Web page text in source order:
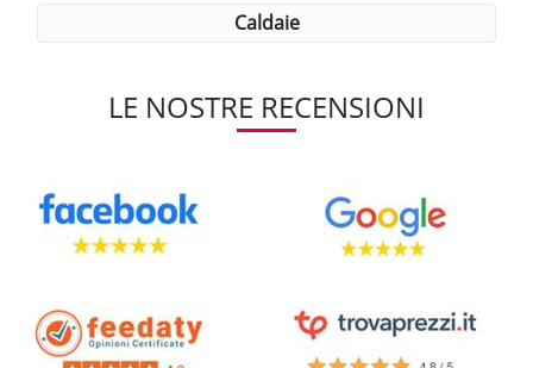
caldaie
LE NOSTRE RECENSIONI